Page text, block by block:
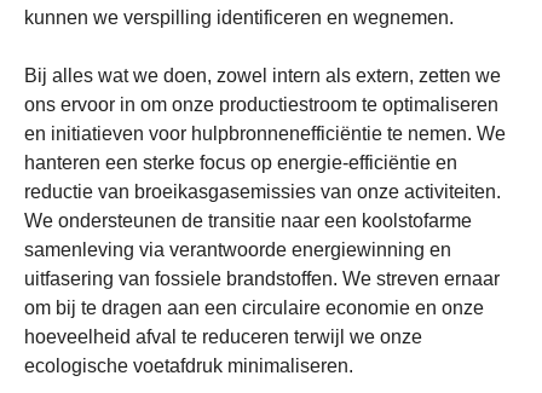
kunnen we verspilling identificeren en wegnemen.
Bij alles wat we doen, zowel intern als extern, zetten we
ons ervoor in om onze productiestroom te optimaliseren
en initiatieven voor hulpbronnenefficiëntie te nemen. We
hanteren een sterke focus op energie-efficiëntie en
reductie van broeikasgasemissies van onze activiteiten.
We ondersteunen de transitie naar een koolstofarme
samenleving via verantwoorde energiewinning en
uitfasering van fossiele brandstoffen. We streven ernaar
om bij te dragen aan een circulaire economie en onze
hoeveelheid afval te reduceren terwijl we onze
ecologische voetafdruk minimaliseren.